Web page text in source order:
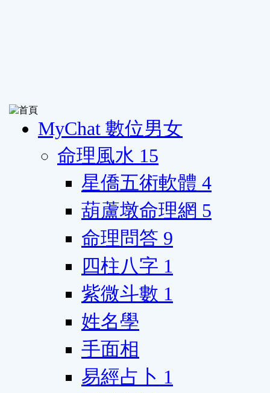
MyChat 數位男女
命理風水 15
星僑五術軟體 4
葫蘆墩命理網 5
命理問答 9
四柱八字 1
紫微斗數 1
姓名學
手面相
易經占卜 1